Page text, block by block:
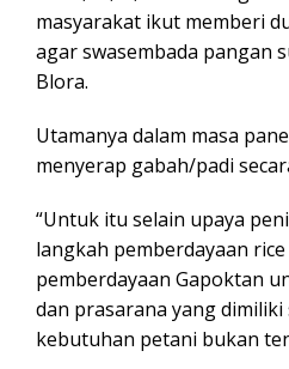
masyarakat ikut memberi
agar swasembada pangan
Blora.
Utamanya dalam masa
menyerap gabah/padi
“Untuk itu selain upaya
langkah pemberdayaan
pemberdayaan Gapoktan
dan prasarana yang
kebutuhan petani bukan